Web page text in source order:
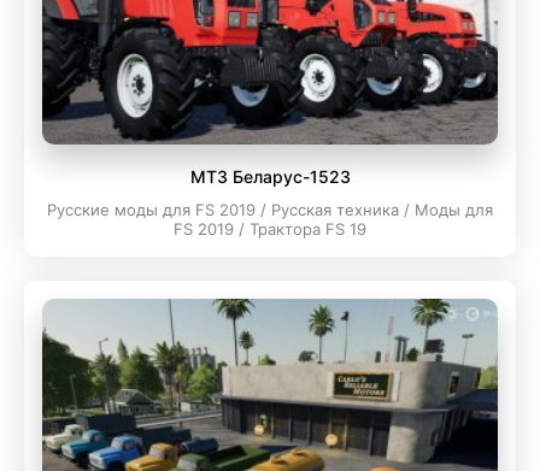
МТЗ Беларус-1523
Русские моды для FS 2019 / Русская техника / Моды для
FS 2019 / Трактора FS 19